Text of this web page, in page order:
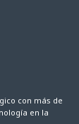
con más de
en la